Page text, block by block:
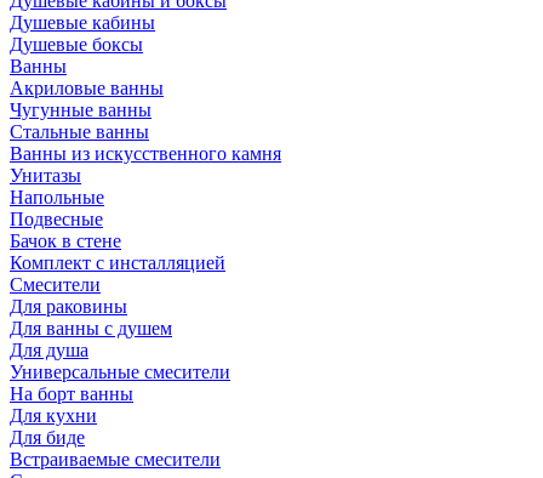
Душевые кабины
Душевые боксы
Ванны
Акриловые ванны
Чугунные ванны
Стальные ванны
Ванны из искусственного камня
Унитазы
Напольные
Подвесные
Бачок в стене
Комплект с инсталляцией
Смесители
Для раковины
Для ванны с душем
Для душа
Универсальные смесители
На борт ванны
Для кухни
Для биде
Встраиваемые смесители